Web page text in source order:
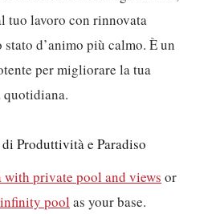
tuo lavoro con rinnovata
d’animo più calmo. È un
per migliorare la tua
quotidiana.
Produttività e Paradiso
private pool and views or
pool as your base.